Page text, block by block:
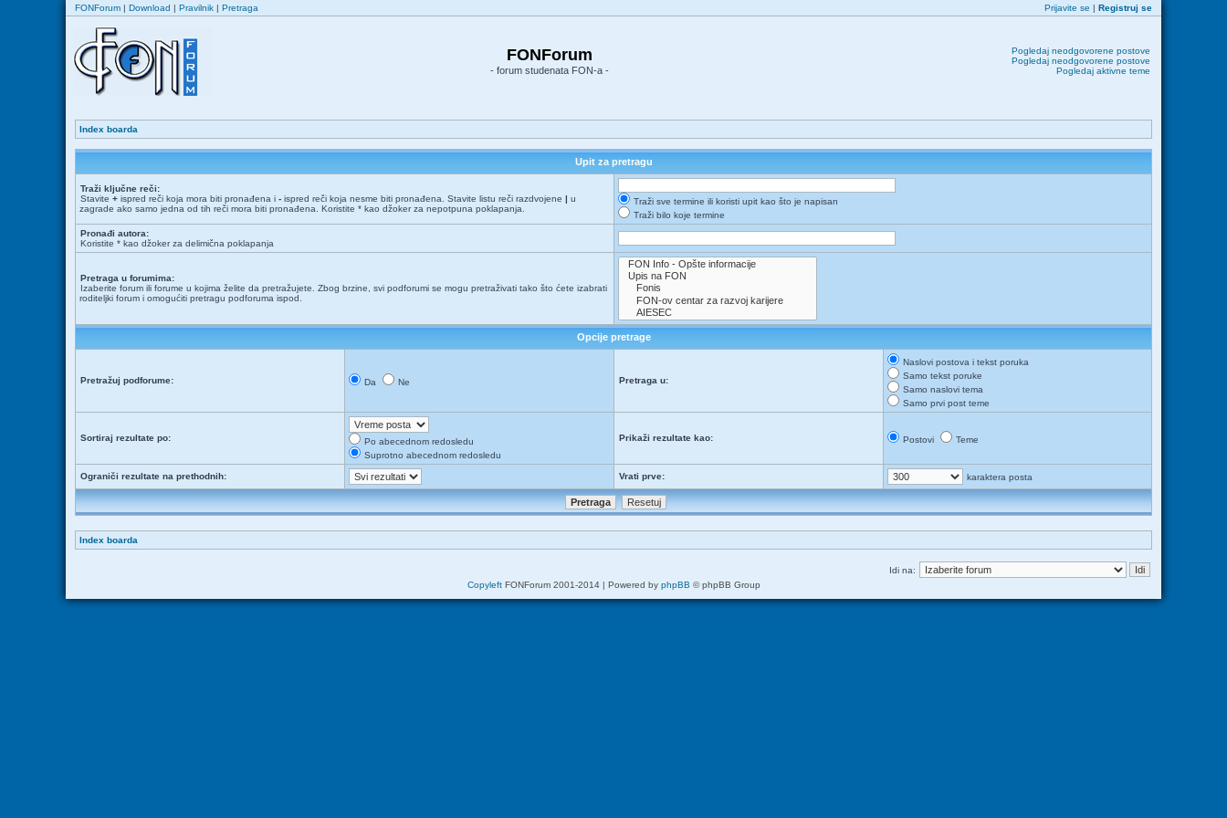
FONForum | Download | Pravilnik | Pretraga Prijavite se | Registruj se
FONForum
- forum studenata FON-a -
Pogledaj neodgovorene postove
Pogledaj neodgovorene postove
Pogledaj aktivne teme
Index boarda
Upit za pretragu
Traži ključne reči:
Stavite + ispred reči koja mora biti pronađena i - ispred reči koja nesme biti pronađena. Stavite listu reči razdvojene | u
zagrade ako samo jedna od tih reči mora biti pronađena. Koristite * kao džoker za nepotpuna poklapanja.
Traži sve termine ili koristi upit kao što je napisan
Traži bilo koje termine
Pronađi autora:
Koristite * kao džoker za delimična poklapanja
Pretraga u forumima:
Izaberite forum ili forume u kojima želite da pretražujete. Zbog brzine, svi podforumi se mogu pretraživati tako što ćete izabrati
roditeljki forum i omogućiti pretragu podforuma ispod.
Opcije pretrage
Pretražuj podforume: Da Ne Pretraga u:
Naslovi postova i tekst poruka
Samo tekst poruke
Samo naslovi tema
Samo prvi post teme
Sortiraj rezultate po:
Po abecednom redosledu
Suprotno abecednom redosledu
Prikaži rezultate kao: Postovi Teme
Ograniči rezultate na prethodnih: Vrati prve: karaktera posta
Index boarda
Idi na:
CopyleftFONForum 2001-2014 | Powered by phpBB © phpBB Group